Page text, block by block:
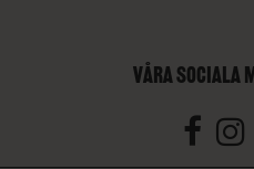
VÅRA SOCIALA